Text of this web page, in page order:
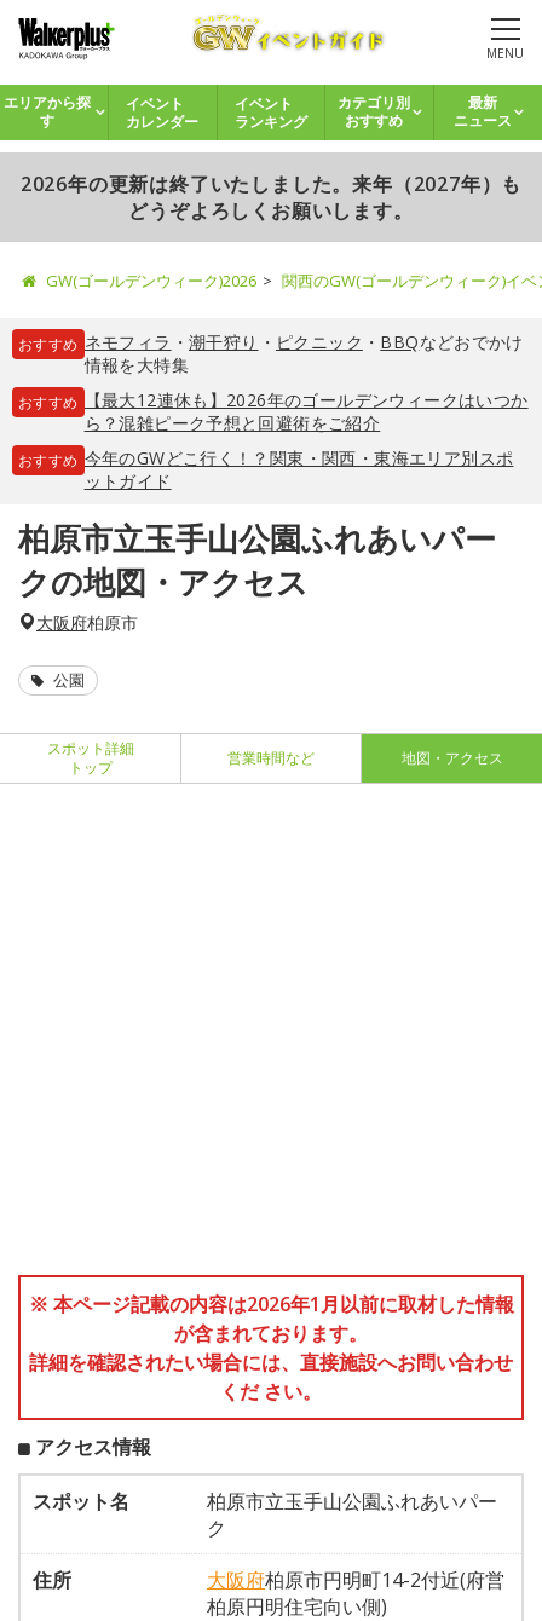
MENU
エリアから探
す
イベント
カレンダー
イベント
ランキング
カテゴリ別
おすすめ
最新
ニュース
2026年の更新は終了いたしました。来年（2027年）も
どうぞよろしくお願いします。
GW(ゴールデンウィーク)2026 関西のGW(ゴールデンウィーク)イ
おすすめ ネモフィラ ・ 潮干狩り ・ ピクニック ・ BBQなどおでかけ
情報を大特集
おすすめ
【最大12連休も】2026年のゴールデンウィークはいつか
ら？混雑ピーク予想と回避術をご紹介
おすすめ 今年のGWどこ行く！？関東・関西・東海エリア別スポ
ットガイド
柏原市立玉手山公園ふれあいパー
クの地図・アクセス
大阪府柏原市
公園
スポット詳細
トップ
営業時間など 地図・アクセス
※ 本ページ記載の内容は2026年1月以前に取材した情報
が含まれております。
詳細を確認されたい場合には、直接施設へお問い合わせ
くだ さい。
アクセス情報
スポット名
柏原市立玉手山公園ふれあいパー
ク
住所
大阪府柏原市円明町14-2付近(府営
柏原円明住宅向い側)